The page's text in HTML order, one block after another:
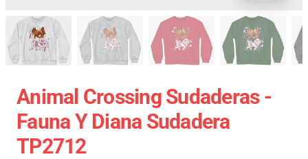
Animal Crossing Sudaderas -
Fauna Y Diana Sudadera
TP2712